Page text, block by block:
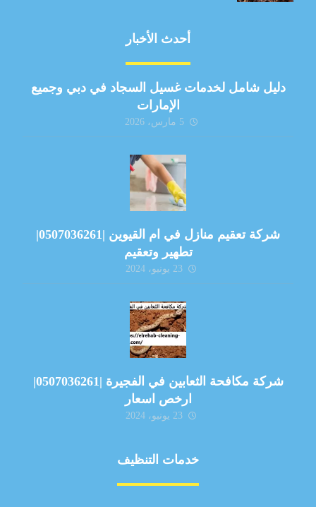
أحدث الأخبار
دليل شامل لخدمات غسيل السجاد في دبي وجميع
الإمارات
5 مارس، 2026
شركة تعقيم منازل في ام القيوين |0507036261|
تطهير وتعقيم
23 يونيو، 2024
شركة مكافحة الثعابين في الفجيرة |0507036261|
ارخص اسعار
23 يونيو، 2024
خدمات التنظيف